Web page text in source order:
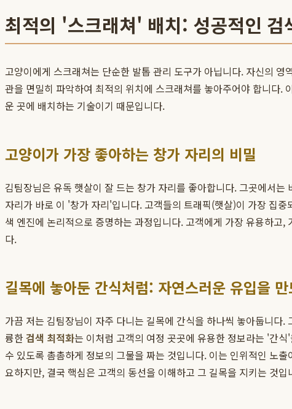
최적의 '스크래쳐' 배치: 성공적인 검
고양이에게 스크래쳐는 단순한 발톱 관리 도구가 아닙니다. 자신의
관을 면밀히 파악하여 최적의 위치에 스크래쳐를 놓아주어야 합니다.
운 곳에 배치하는 기술이기 때문입니다.
고양이가 가장 좋아하는 창가 자리의 비밀
김팀장님은 유독 햇살이 잘 드는 창가 자리를 좋아합니다. 그곳에서
자리가 바로 이 '창가 자리'입니다. 고객들의 트래픽(햇살)이 가장 집
색 엔진에 논리적으로 증명하는 과정입니다. 고객에게 가장 유용하고
다.
길목에 놓아둔 간식처럼: 자연스러운 유입을
가끔 저는 김팀장님이 자주 다니는 길목에 간식을 하나씩 놓아둡니
륭한검색 최적화는 이처럼 고객의 여정 곳곳에 유용한 정보라는 '간
수 있도록 촘촘하게 정보의 그물을 짜는 것입니다. 이는 인위적인 노
요하지만, 결국 핵심은 고객의 동선을 이해하고 그 길목을 지키는 것입